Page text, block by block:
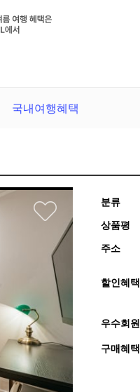
국내여행혜택
분류
상품평
주소
할인혜택
우수회원
구매혜택